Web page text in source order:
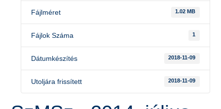
Fájlméret 1.02 MB
Fájlok Száma 1
Dátumkészítés 2018-11-09
Utoljára frissített 2018-11-09